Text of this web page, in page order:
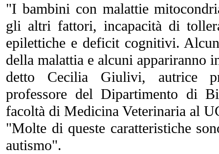
"I bambini con malattie
gli altri fattori, incapacità di
epilettiche e deficit cognitivi.
della malattia e alcuni appariranno
detto Cecilia Giulivi, autrice
professore del Dipartimento di
facoltà di Medicina Veterinaria al
"Molte di queste caratteristiche
autismo".